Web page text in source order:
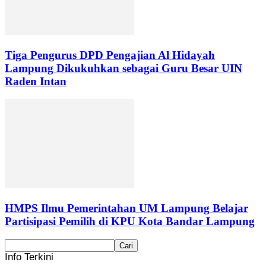
Tiga Pengurus DPD Pengajian Al Hidayah
Lampung Dikukuhkan sebagai Guru Besar UIN
Raden Intan
HMPS Ilmu Pemerintahan UM Lampung Belajar
Partisipasi Pemilih di KPU Kota Bandar Lampung
Info Terkini